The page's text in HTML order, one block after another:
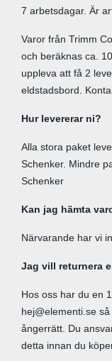
7 arbetsdagar. Är
Varor från Trimm
och beräknas ca.
uppleva att få 2
eldstadsbord.
Hur levererar ni?
Alla stora paket
Schenker. Mindre
Schenker
Kan jag hämta
Närvarande har vi
Jag vill returnera
Hos oss har du en
hej@elementi.se
ångerrätt. Du
detta innan du